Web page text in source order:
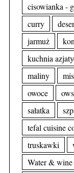
cisowianka -
curry
deser
jarmuż
kuchnia
maliny
owoce
sałatka
tefal cuisine
truskawki
Water & wine